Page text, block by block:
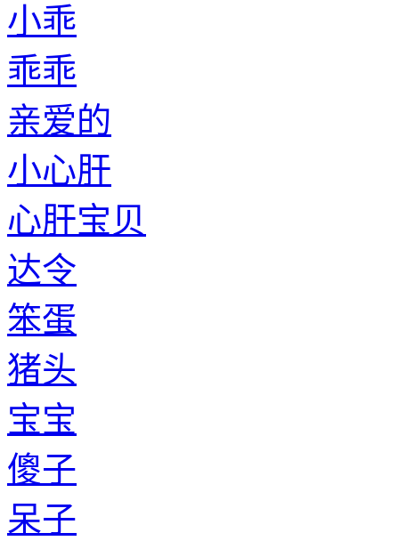
小乖
乖乖
亲爱的
小心肝
心肝宝贝
达令
笨蛋
猪头
宝宝
傻子
呆子